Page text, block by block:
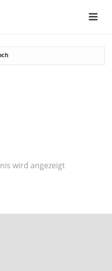
wird angezeigt